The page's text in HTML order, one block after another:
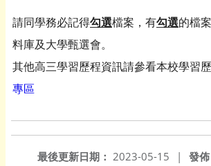
請同學務必記得勾選檔案，有勾選的檔
料庫及大學甄選會。
其他高三學習歷程資訊請參看本校學習
專區
發佈
最後更新日期： 2023-05-15
|